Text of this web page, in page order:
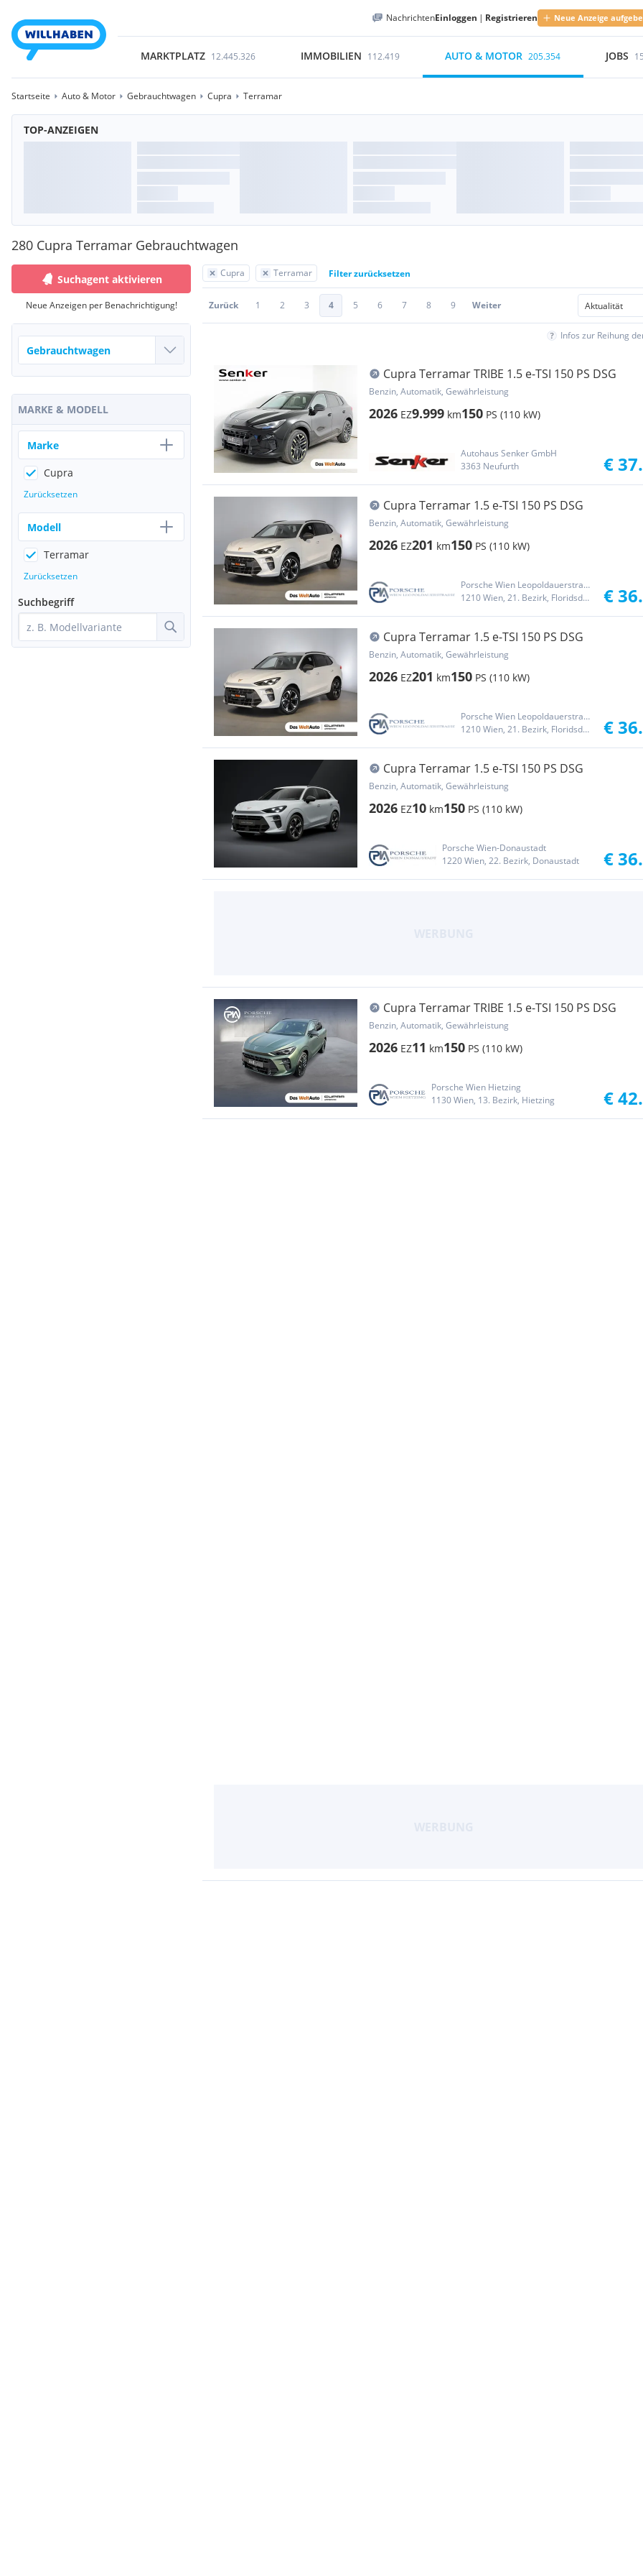
NachrichtenEinloggen | Registrieren Neue Anzeige
MARKTPLATZ 12.445.326 IMMOBILIEN 112.419 AUTO & MOTOR 205.354 JOBS
Startseite Auto & Motor Gebrauchtwagen Cupra Terramar
TOP-ANZEIGEN
280 Cupra Terramar Gebrauchtwagen
Cupra Terramar Filter zurücksetzen
Zurück 1 2 3 4 5 6 7 8 9 Weiter
Infos zur Reihung
Cupra Terramar TRIBE 1.5 e-TSI 150 PS DSG
Benzin, Automatik, Gewährleistung
2026 EZ9.999 km150 PS (110 kW)
Autohaus Senker GmbH
3363 Neufurth
€
Cupra Terramar 1.5 e-TSI 150 PS DSG
Benzin, Automatik, Gewährleistung
2026 EZ201 km150 PS (110 kW)
Porsche Wien Leopoldauerstraße
1210 Wien, 21. Bezirk, Floridsdorf
€
Cupra Terramar 1.5 e-TSI 150 PS DSG
Benzin, Automatik, Gewährleistung
2026 EZ201 km150 PS (110 kW)
Porsche Wien Leopoldauerstraße
1210 Wien, 21. Bezirk, Floridsdorf
€
Cupra Terramar 1.5 e-TSI 150 PS DSG
Benzin, Automatik, Gewährleistung
2026 EZ10 km150 PS (110 kW)
Porsche Wien-Donaustadt
1220 Wien, 22. Bezirk, Donaustadt
€
Cupra Terramar TRIBE 1.5 e-TSI 150 PS DSG
Benzin, Automatik, Gewährleistung
2026 EZ11 km150 PS (110 kW)
Porsche Wien Hietzing
1130 Wien, 13. Bezirk, Hietzing
€
Suchagent aktivieren
Neue Anzeigen per Benachrichtigung!
MARKE & MODELL
Marke
Cupra
Zurücksetzen
Modell
Terramar
Zurücksetzen
Suchbegriff